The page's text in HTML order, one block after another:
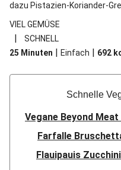
dazu Pistazien-Koriander-
VIEL GEMÜSE
| SCHNELL
25 Minuten | Einfach | 692
Schnelle
Vegane Beyond
Farfalle
Flauipauis